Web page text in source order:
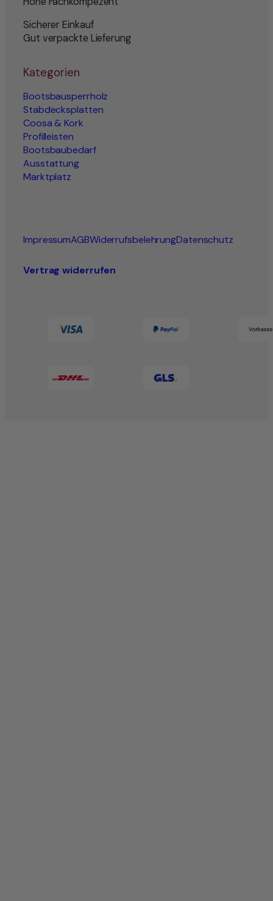
Sicherer Einkauf
Gut verpackte Lieferung
Kategorien
Bootsbausperrholz
Stabdecksplatten
Coosa & Kork
Profilleisten
Bootsbaubedarf
Ausstattung
Marktplatz
ImpressumAGBWiderrufsbelehrungDatenschutz
Vertrag widerrufen